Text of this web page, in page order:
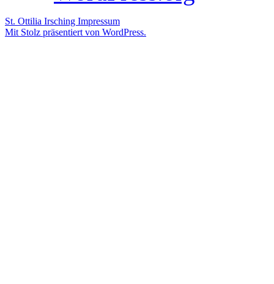
St. Ottilia Irsching Impressum
Mit Stolz präsentiert von WordPress.